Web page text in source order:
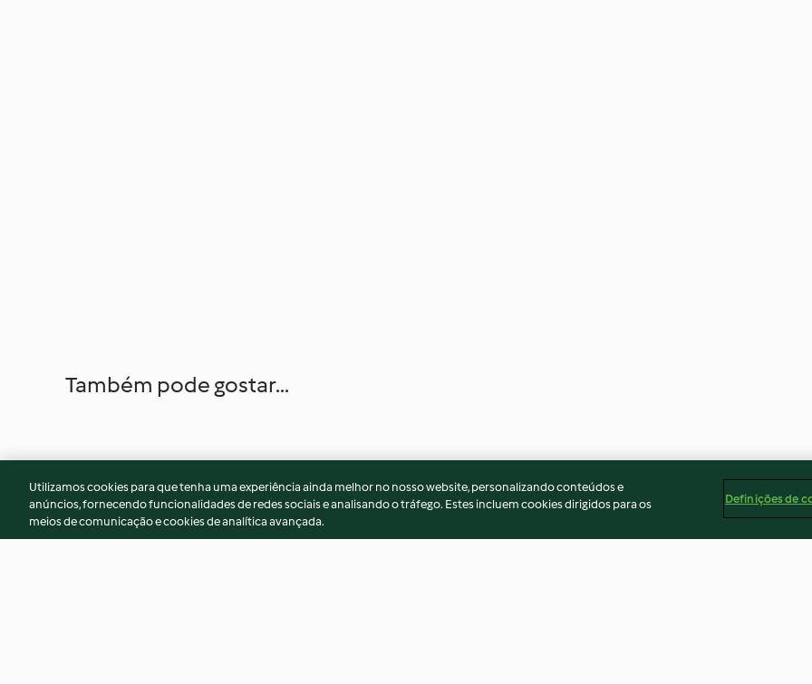
Também pode gostar...
Utilizamos cookies para que tenha uma experiência ainda melhor no nosso website, personalizando conteúdos e
anúncios, fornecendo funcionalidades de redes sociais e analisando o tráfego. Estes incluem cookies dirigidos para os
meios de comunicação e cookies de analítica avançada.
Definições de